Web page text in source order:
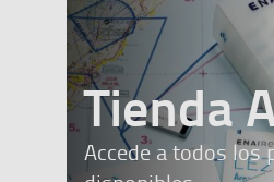
Tienda
Accede a todos los